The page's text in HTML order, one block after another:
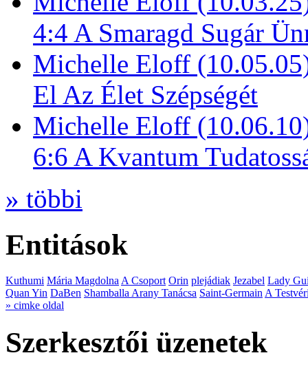
4:4 A Smaragd Sugár
Michelle Eloff
El Az Élet Szépségét
Michelle Eloff
6:6 A Kvantum
» többi
Entitások
Kuthumi Mária MagdolnaA Csoport Orin plejádiak Jezabel Lady
Quan Yin DaBen Shamballa Arany Tanácsa Saint-GermainA
» cimke oldal
Szerkesztői üzenetek